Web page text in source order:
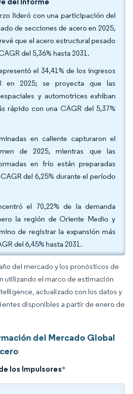
lideró con una participación del
de secciones de acero en 2025,
que el acero estructural pesado
del 5,36% hasta 2031.
el 34,41% de los ingresos
en 2025; se proyecta que las
y automotrices exhiban
rápido con una CAGR del 5,37%
en caliente capturaron el
de 2025, mientras que las
en frío están preparadas
del 6,25% durante el período
el 70,22% de la demanda
la región de Oriente Medio y
de registrar la expansión más
del 6,45% hasta 2031.
del mercado y los pronósticos de
utilizando el marco de estimación
actualizado con los datos y
disponibles a partir de enero de
del Mercado Global
los Impulsores*